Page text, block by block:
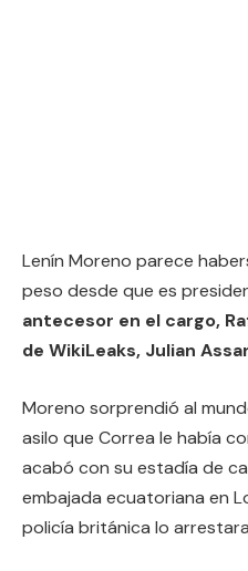
Lenín Moreno parece
peso desde que es
antecesor en el cargo,
de WikiLeaks, Julian
Moreno sorprendió al
asilo que Correa le había
acabó con su estadía de
embajada ecuatoriana en
policía británica lo